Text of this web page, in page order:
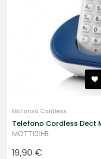
Motorola Cordless
Telefono Cordless Dect
MOTT101HB
Prezzo
19,90 €